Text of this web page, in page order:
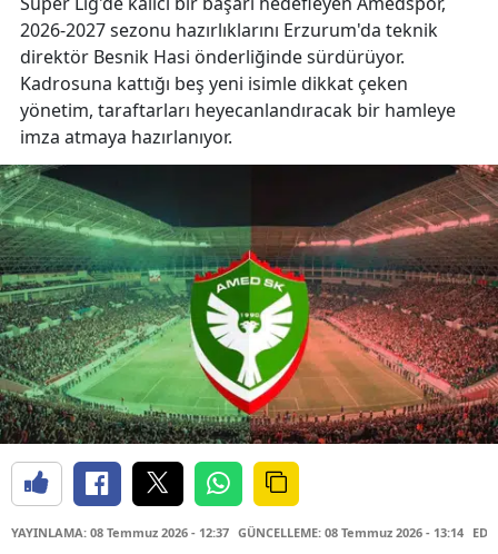
2026-2027 sezonu hazırlıklarını Erzurum'da teknik
direktör Besnik Hasi önderliğinde sürdürüyor.
Kadrosuna kattığı beş yeni isimle dikkat çeken
yönetim, taraftarları heyecanlandıracak bir hamleye
imza atmaya hazırlanıyor.
YAYINLAMA: 08 Temmuz 2026 - 12:37 GÜNCELLEME: 08 Temmuz 2026 - 13:14